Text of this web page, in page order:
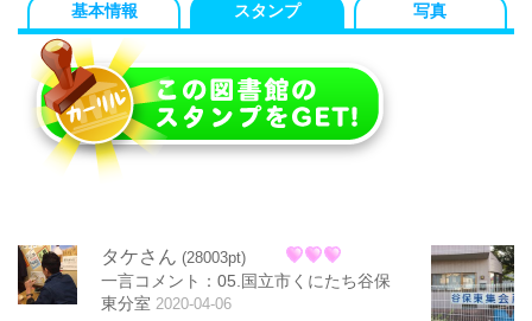
基本情報 スタンプ 写真
タケさん (28003pt)
一言コメント：05.国立市くにたち谷保
東分室 2020-04-06